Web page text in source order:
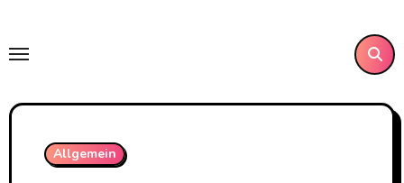
content
Allgemein